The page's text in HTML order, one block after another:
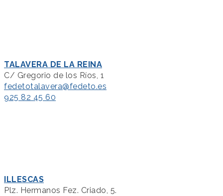
TALAVERA DE LA REINA
C/ Gregorio de los Ríos, 1
fedetotalavera@fedeto.es
925 82 45 60
ILLESCAS
Plz. Hermanos Fez. Criado, 5.